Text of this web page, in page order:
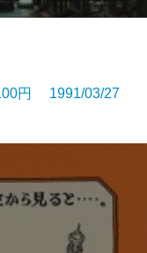
円 1991/03/27